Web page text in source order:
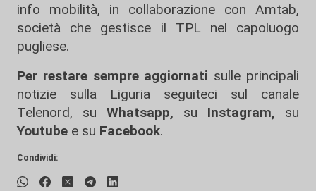
info mobilità, in collaborazione con Amtab,
società che gestisce il TPL nel capoluogo
pugliese.
Per restare sempre aggiornati sulle principali
notizie sulla Liguria seguiteci sul canale
Telenord, su
Whatsapp, su Instagram, su
Youtube e su Facebook.
Condividi: